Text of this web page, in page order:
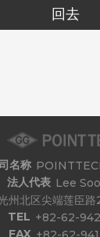
回去
名称
法人代表 Lee
州北区尖端莲臣
TEL +82-62-
FAX